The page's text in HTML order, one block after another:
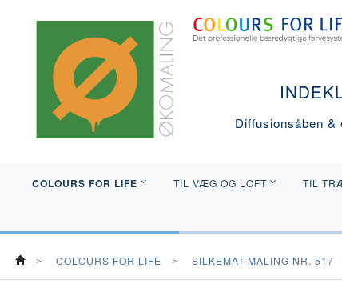
Diffusionsåben
COLOURS FOR LIFE TIL VÆG OG LOFT TIL
COLOURS FOR LIFE SILKEMAT MALING NR. 517